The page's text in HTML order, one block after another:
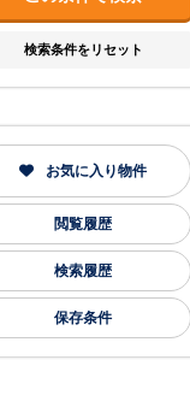
検索条件をリセット
お気に入り物件
閲覧履歴
検索履歴
保存条件